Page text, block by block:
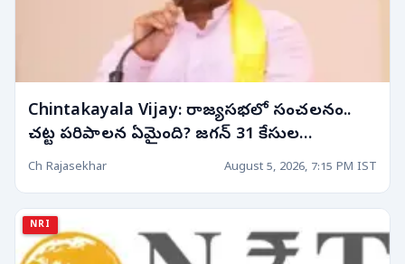
Chintakayala Vijay: రాజ్యసభలో సంచలనం..
చట్ట పరిపాలన ఏమైంది? జగన్ 31 కేసుల
వ్యవహారంపై ఘాటు వ్యాఖ్యలు!
Ch Rajasekhar August 5, 2026, 7:15 PM IST
NRI